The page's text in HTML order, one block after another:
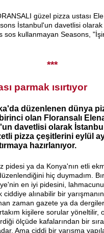
güzel pizza ustası
İstanbul'un davetlisi
sos kullanmayan Seasons,
***
parmak ısırtıyor
düzenlenen dünya
olan Floransalı
davetlisi olarak
pizza çeşitlerini eylül
hazırlanıyor.
pidesi ya da Konya'nın etli
hiç duymadım.
en iyi pidesini,
alınabilir bir yarışmanın
zaman gazete ya da
kişilere sorular yöneltilir,
ölçüde kafalarından bir
Ama ciddi bir yarışma